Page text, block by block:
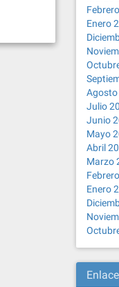
Enero
Agosto
Julio
Junio
Mayo
Abril
Marzo
Enero